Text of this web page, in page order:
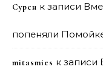
Сурен к записи
попеняли
mitasmies к записи